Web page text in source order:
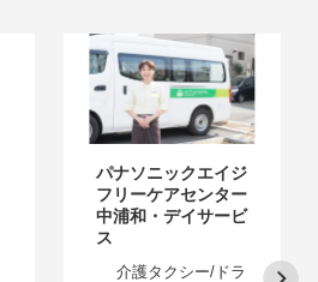
パナソニックエイジ
フリーケアセンター
中浦和・デイサービ
ス
介護タクシー/ドラ